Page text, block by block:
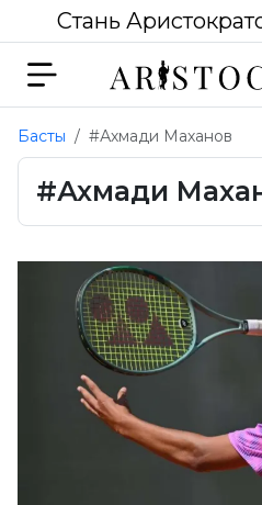
Стань
Басты #Ахмади Маханов
#Ахмади